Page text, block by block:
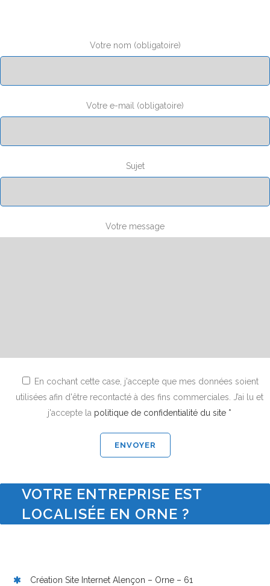
Votre nom (obligatoire)
Votre e-mail (obligatoire)
Sujet
Votre message
En cochant cette case, j'accepte que mes données soient
utilisées afin d'être recontacté à des fins commerciales. J’ai lu et
j'accepte la politique de confidentialité du site *
VOTRE ENTREPRISE EST
LOCALISÉE EN ORNE ?
Création Site Internet Alençon – Orne – 61